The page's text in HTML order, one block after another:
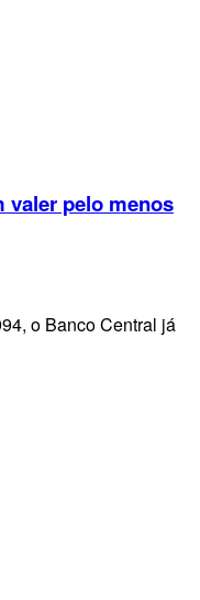
valer pelo menos
o Banco Central já